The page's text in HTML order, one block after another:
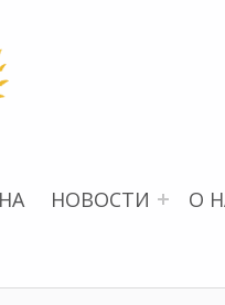
НОВОСТИ О